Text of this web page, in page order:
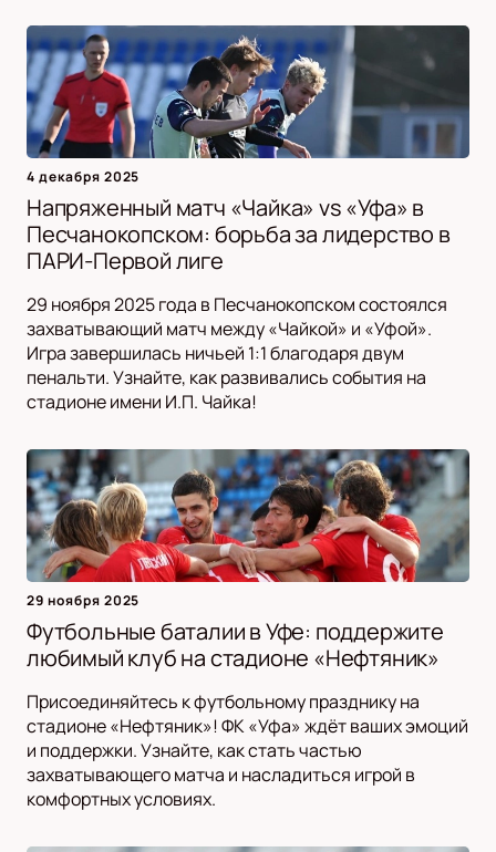
4 декабря 2025
Напряженный матч «Чайка» vs «Уфа» в
Песчанокопском: борьба за лидерство в
ПАРИ-Первой лиге
29 ноября 2025 года в Песчанокопском состоялся
захватывающий матч между «Чайкой» и «Уфой».
Игра завершилась ничьей 1:1 благодаря двум
пенальти. Узнайте, как развивались события на
стадионе имени И.П. Чайка!
29 ноября 2025
Футбольные баталии в Уфе: поддержите
любимый клуб на стадионе «Нефтяник»
Присоединяйтесь к футбольному празднику на
стадионе «Нефтяник»! ФК «Уфа» ждёт ваших эмоций
и поддержки. Узнайте, как стать частью
захватывающего матча и насладиться игрой в
комфортных условиях.